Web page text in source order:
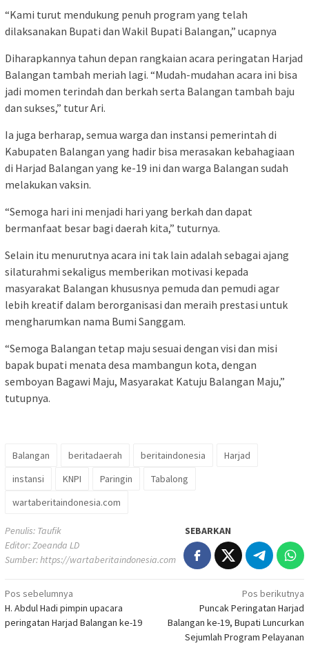
“Kami turut mendukung penuh program yang telah
dilaksanakan Bupati dan Wakil Bupati Balangan,” ucapnya
Diharapkannya tahun depan rangkaian acara peringatan Harjad
Balangan tambah meriah lagi. “Mudah-mudahan acara ini bisa
jadi momen terindah dan berkah serta Balangan tambah baju
dan sukses,” tutur Ari.
Ia juga berharap, semua warga dan instansi pemerintah di
Kabupaten Balangan yang hadir bisa merasakan kebahagiaan
di Harjad Balangan yang ke-19 ini dan warga Balangan sudah
melakukan vaksin.
“Semoga hari ini menjadi hari yang berkah dan dapat
bermanfaat besar bagi daerah kita,” tuturnya.
Selain itu menurutnya acara ini tak lain adalah sebagai ajang
silaturahmi sekaligus memberikan motivasi kepada
masyarakat Balangan khususnya pemuda dan pemudi agar
lebih kreatif dalam berorganisasi dan meraih prestasi untuk
mengharumkan nama Bumi Sanggam.
“Semoga Balangan tetap maju sesuai dengan visi dan misi
bapak bupati menata desa mambangun kota, dengan
semboyan Bagawi Maju, Masyarakat Katuju Balangan Maju,”
tutupnya.
Balangan beritadaerah beritaindonesia
Harjad
instansi
KNPI Paringin
Tabalong
wartaberitaindonesia.com
Penulis: Taufik
Editor: Zoeanda LD
Sumber:https://wartaberitaindonesia.com
SEBARKAN
Navigasi
pos
Pos sebelumnya
H. Abdul Hadi pimpin upacara
peringatan Harjad Balangan ke-19
Pos berikutnya
Puncak Peringatan Harjad
Balangan ke-19, Bupati Luncurkan
Sejumlah Program Pelayanan